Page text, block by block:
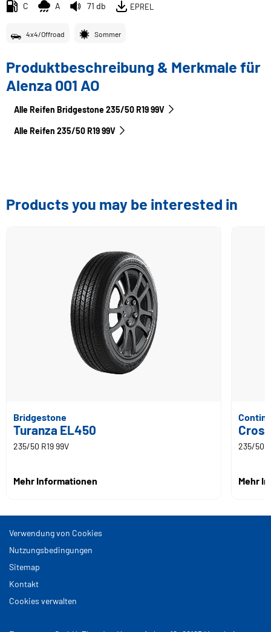
C A 71 db EPREL
4x4/Offroad Sommer
Produktbeschreibung & Merkmale für
Alenza 001 AO
Alle Reifen Bridgestone 235/50 R19 99V
Alle Reifen‎ 235/50 R19 99V
Products you may be interested in
Bridgestone
Turanza EL450
235/50 R19 99V
Mehr Informationen
235/50
Mehr
Verwendung von Cookies
Nutzungsbedingungen
Sitemap
Kontakt
Cookies verwalten